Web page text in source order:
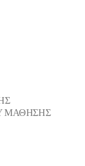
ΜΑΘΗΣΗΣ